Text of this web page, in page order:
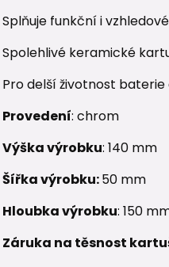
Splňuje funkční i
Spolehlivé keramické
Pro delší životnost
Provedení: chrom
Výška výrobku: 140 mm
Šířka výrobku:50 mm
Hloubka výrobku: 150
Záruka na těsnost